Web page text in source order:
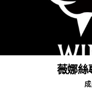
薇娜絲